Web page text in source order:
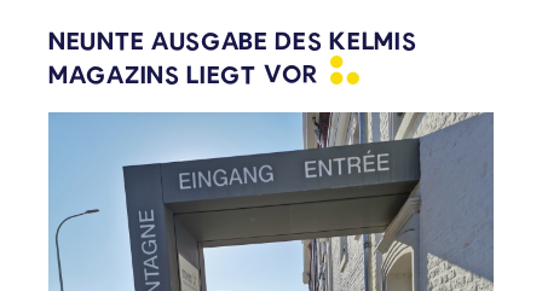
NEUNTE AUSGABE DES KELMIS
MAGAZINS LIEGT VOR